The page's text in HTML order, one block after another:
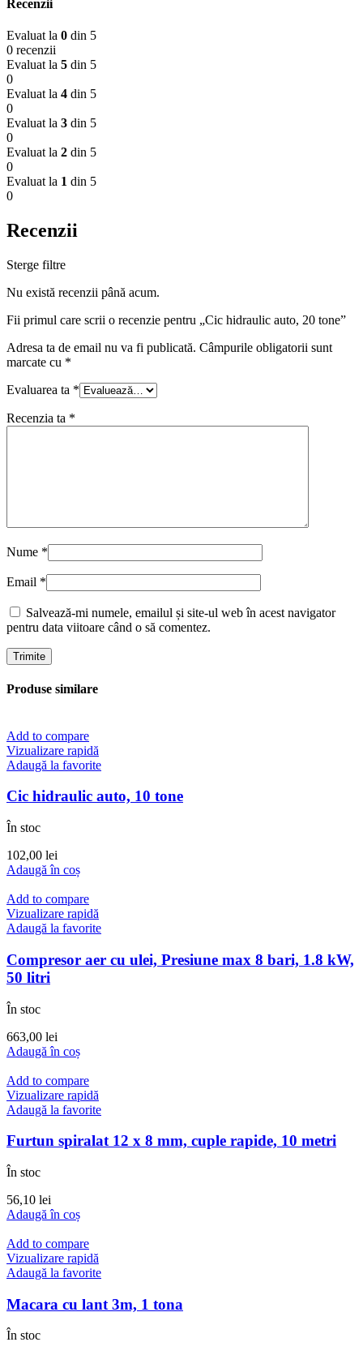
Recenzii
Evaluat la 0 din 5
0 recenzii
Evaluat la 5 din 5
0
Evaluat la 4 din 5
0
Evaluat la 3 din 5
0
Evaluat la 2 din 5
0
Evaluat la 1 din 5
0
Recenzii
Sterge filtre
Nu există recenzii până acum.
Fii primul care scrii o recenzie pentru „Cic hidraulic auto, 20 tone”
Adresa ta de email nu va fi publicată. Câmpurile obligatorii sunt
marcate cu *
Evaluarea ta *
Recenzia ta *
Nume *
Email *
Salvează-mi numele, emailul și site-ul web în acest navigator
pentru data viitoare când o să comentez.
Produse similare
Add to compare
Vizualizare rapidă
Adaugă la favorite
Cic hidraulic auto, 10 tone
În stoc
102,00 lei
Adaugă în coș
Add to compare
Vizualizare rapidă
Adaugă la favorite
Compresor aer cu ulei, Presiune max 8 bari, 1.8 kW,
50 litri
În stoc
663,00 lei
Adaugă în coș
Add to compare
Vizualizare rapidă
Adaugă la favorite
Furtun spiralat 12 x 8 mm, cuple rapide, 10 metri
În stoc
56,10 lei
Adaugă în coș
Add to compare
Vizualizare rapidă
Adaugă la favorite
Macara cu lant 3m, 1 tona
În stoc